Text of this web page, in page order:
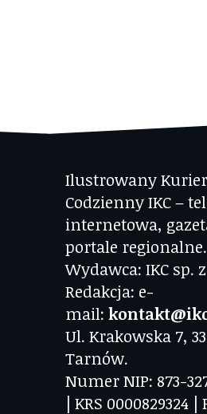
Ilustrowany Kurier
Codzienny IKC –
internetowa,
portale regionalne.
Wydawca: IKC sp.
Redakcja: e-
mail:
Ul. Krakowska 7,
Tarnów.
Numer NIP: 873-
| KRS 0000829324 |